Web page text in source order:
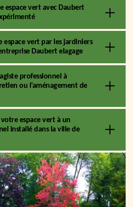
espace vert avec Daubert
espace vert par les jardiniers
Daubert elagage
professionnel à
ou l’aménagement de
espace vert à un
installé dans la ville de